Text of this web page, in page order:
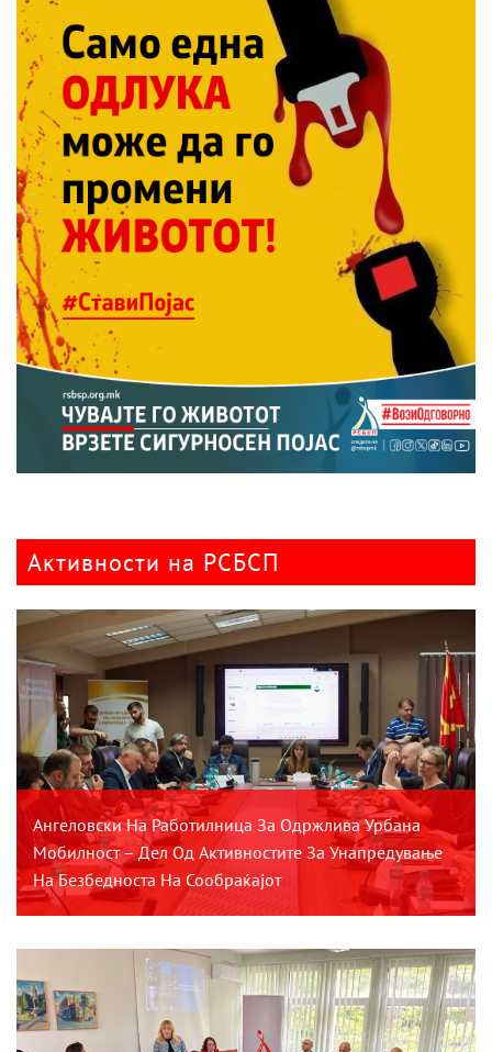
Активности на РСБСП
Ангеловски На Работилница За Одржлива Урбана
Мобилност – Дел Од Активностите За Унапредување
На Безбедноста На Сообраќајот